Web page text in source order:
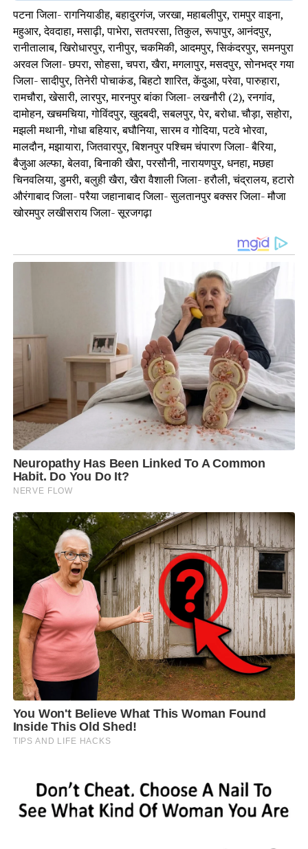
पटना जिला- रागनियाडीह, बहादुरगंज, जरखा, महाबलीपुर, रामपुर वाइना,
महुआर, देवदाहा, मसाढ़ी, पाभेरा, सतपरसा, तिकुल, रूपापुर, आनंदपुर,
रानीतालाब, खिरोधारपुर, रानीपुर, चकमिकी, आदमपुर, सिकंदरपुर, समनपुरा
अरवल जिला- छपरा, सोहसा, चपरा, खैरा, मगलापुर, मसदपुर, सोनभद्र गया
जिला- सादीपुर, तिनेरी पोचाकंड, बिहटो शारित, केंदुआ, परेवा, पारुहारा,
रामचौरा, खेसारी, लारपुर, मारनपुर बांका जिला- लखनौरी (2), रनगांव,
दामोहन, खचमचिया, गोविंदपुर, खुदबदी, सबलपुर, पेर, बरोधा. चौड़ा, सहोरा,
मझली मथानी, गोधा बहियार, बघौनिया, सारम व गोदिया, पटवे भोरवा,
मालदौन, मझायारा, जितवारपुर, बिशनपुर पश्चिम चंपारण जिला- बैरिया,
बैजुआ अल्फा, बेलवा, बिनाकी खैरा, परसौनी, नारायणपुर, धनहा, मछहा
चिनवलिया, डुमरी, बलुही खैरा, खैरा वैशाली जिला- हरौली, चंद्रालय, हटारो
औरंगाबाद जिला- परैया जहानाबाद जिला- सुलतानपुर बक्सर जिला- मौजा
खोरमपुर लखीसराय जिला- सूरजगढ़ा